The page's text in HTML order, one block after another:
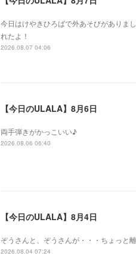
今日はけやきひろばで外あそびがありま
れたよ！
2026.08.07 04:06
【今日のULALA】8月6日
両手弾きがかっこいい♪
2026.08.06 06:40
【今日のULALA】8月4日
ぞうさんと、ぞうさんが・・・ちょっと
2026.08.04 07:24